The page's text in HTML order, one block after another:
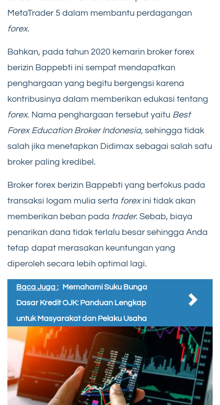
MetaTrader 5 dalam membantu perdagangan
forex.
Bahkan, pada tahun 2020 kemarin broker forex
berizin Bappebti ini sempat mendapatkan
penghargaan yang begitu bergengsi karena
kontribusinya dalam memberikan edukasi tentang
forex. Nama penghargaan tersebut yaitu Best
Forex Education Broker Indonesia, sehingga tidak
salah jika menetapkan Didimax sebagai salah satu
broker paling kredibel.
Broker forex berizin Bappebti yang berfokus pada
transaksi logam mulia serta forexini tidak akan
memberikan beban pada trader. Sebab, biaya
penarikan dana tidak terlalu besar sehingga Anda
tetap dapat merasakan keuntungan yang
diperoleh secara lebih optimal lagi.
Baca Juga : Memahami Suku Bunga
Dasar Kredit OJK: Panduan Lengkap
untuk Masyarakat dan Pelaku Usaha